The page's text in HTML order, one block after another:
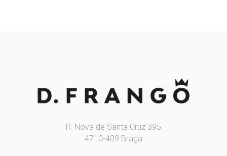
R. Nova de Santa Cruz 395
4710-409 Braga